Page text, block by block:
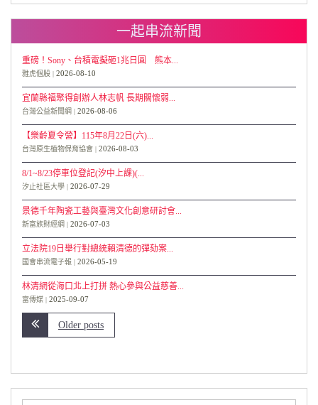
一起串流新聞
重磅！Sony、台積電擬砸1兆日圓 熊本...
雅虎個股 2026-08-10
宜蘭縣福聚得創辦人林志帆 長期關懷弱...
台灣公益新聞網 2026-08-06
【樂齡夏令營】115年8月22日(六)...
台灣原生植物保育協會 2026-08-03
8/1~8/23停車位登記(汐中上課)(...
汐止社區大學 2026-07-29
景德千年陶瓷工藝與臺灣文化創意研討會...
新富族財經網 2026-07-03
立法院19日舉行對總統賴清德的彈劾案...
國會串流電子報 2026-05-19
林清網從海口北上打拼 熱心參與公益慈善...
富傳媒 2025-09-07
Older posts